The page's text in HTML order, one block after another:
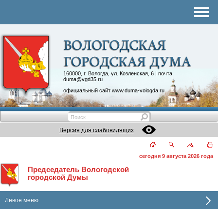
160000, г. Вологда, ул. Козленская, 6 | почта:
duma@vgd35.ru
официальный сайт www.duma-vologda.ru
Контакты
Депутатские объединения
Версия для слабовидящих
сегодня 9 августа 2026 года
Председатель Вологодской
городской Думы
Левое меню